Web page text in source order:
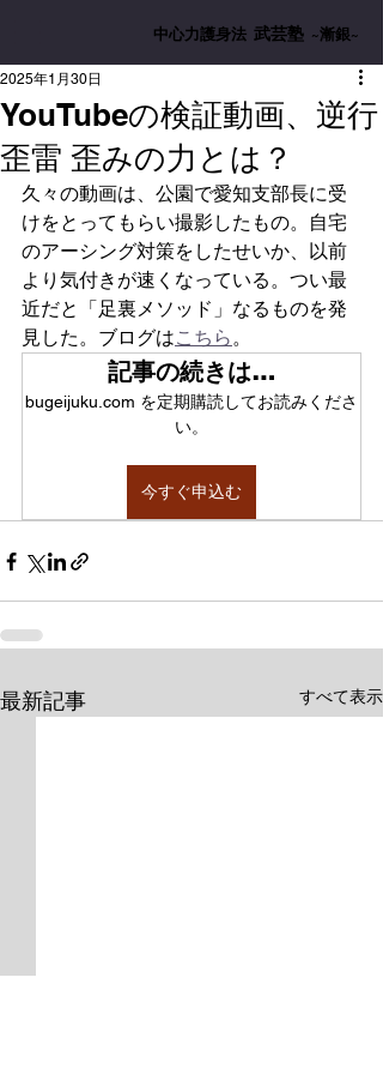
中心力護身法 武芸塾 ~漸銀~
YouTubeの検証動画、逆行
歪雷 歪みの力とは？
2025年1月30日
久々の動画は、公園で愛知支部長に受
けをとってもらい撮影したもの。自宅
のアーシング対策をしたせいか、以前
より気付きが速くなっている。つい最
近だと「足裏メソッド」なるものを発
見した。ブログはこちら。
記事の続きは…
bugeijuku.com を定期購読してお読みくださ
い。
今すぐ申込む
最新記事 すべて表示